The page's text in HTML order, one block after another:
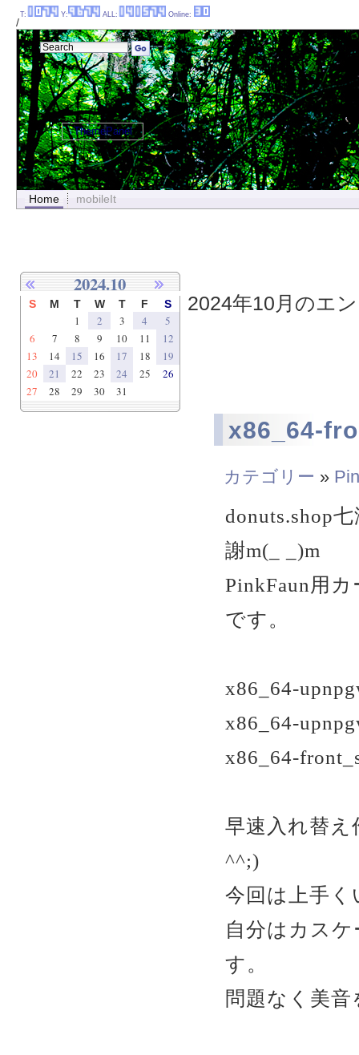
/
Home mobileIt
2024年10月のエ
x86_64-
カテゴリー »
donuts.shop
謝m(_ _)m
PinkFaun用
です。
x86_64-
x86_64-
x86_64-
早速入れ替
^^;)
今回は上手
自分はカス
す。
問題なく美
2024.10
S M T W T F S
1 2 3 4
5
6
7 8 9 10 11
12
13
14 15 16 17 18
19
20
21 22 23 24 25
26
27
28 29 30 31
T: Y: ALL: Online:
ThemePanel